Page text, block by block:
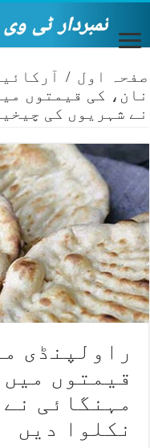
صفحہ اول /
نان، کی قیمتوں
نے شہریوں کی
راولپنڈی
قیمتوں
مہنگائی
نکلوا دیں